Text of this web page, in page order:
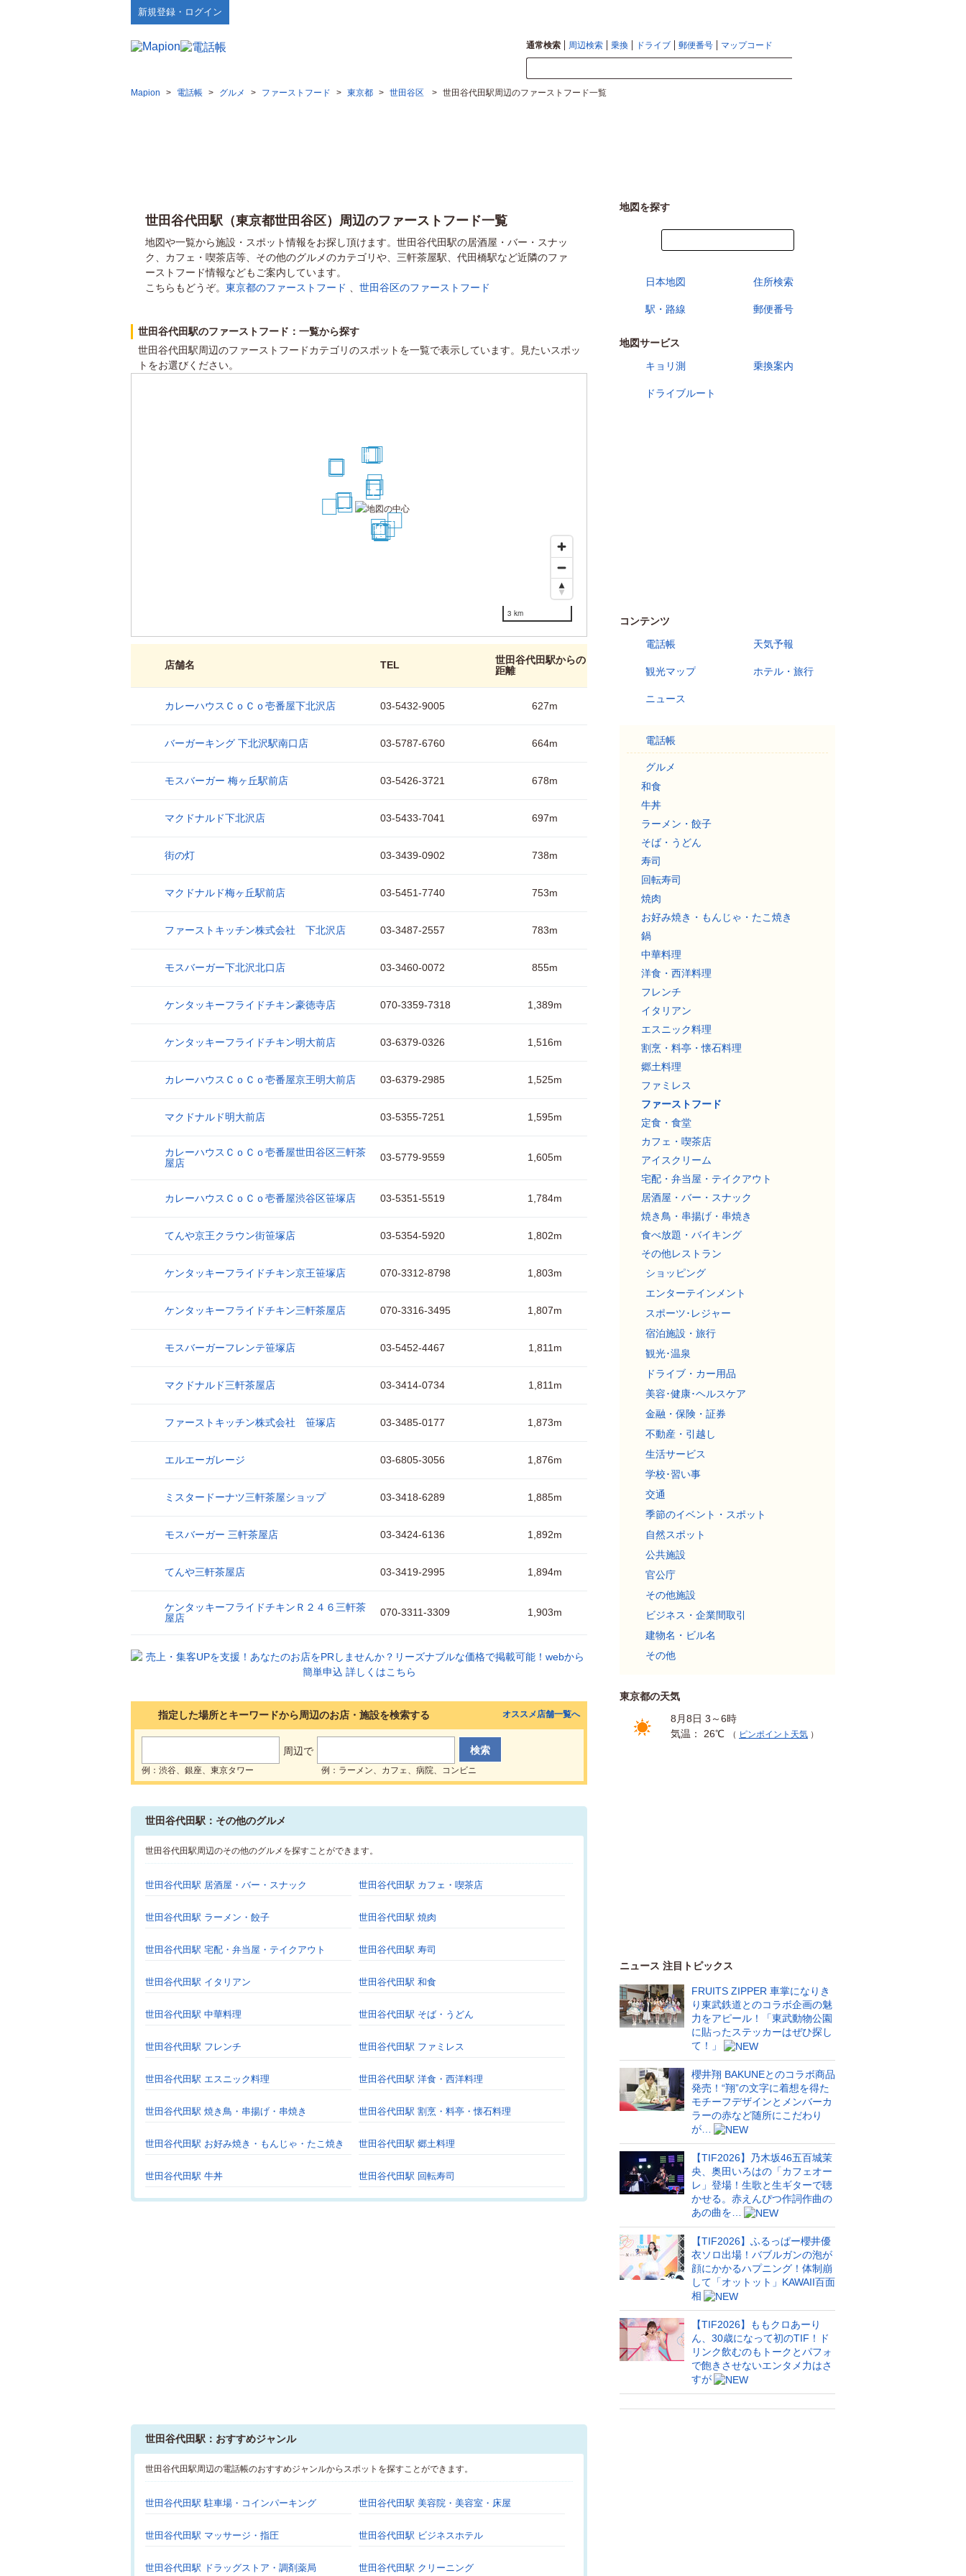
新規登録・ログイン
通常検索 周辺検索 乗換 ドライブ 郵便番号 マップコード
Mapion > 電話帳 > グルメ > ファーストフード > 東京都 > 世田谷区 > 世田谷代田駅周辺のファーストフード一覧
世田谷代田駅（東京都世田谷区）周辺のファーストフード一覧
地図や一覧から施設・スポット情報をお探し頂けます。世田谷代田駅の居酒屋・バー・スナッ
ク、カフェ・喫茶店等、その他のグルメのカテゴリや、三軒茶屋駅、代田橋駅など近隣のファ
ーストフード情報などもご案内しています。
こちらもどうぞ。 東京都のファーストフード 世田谷区のファーストフード
世田谷代田駅のファーストフード：一覧から探す
世田谷代田駅周辺のファーストフードカテゴリのスポットを一覧で表示しています。見たいスポッ
トをお選びください。
1
2
3
4
5
6
7
8
13
14
15
16
17
18
19
21
22
23
2425
3 km
店舗名 TEL
世田谷代田駅からの
距離
カレーハウスＣｏＣｏ壱番屋下北沢店 03-5432-9005 627m
バーガーキング 下北沢駅南口店 03-5787-6760 664m
モスバーガー 梅ヶ丘駅前店 03-5426-3721 678m
マクドナルド下北沢店 03-5433-7041 697m
街の灯 03-3439-0902 738m
マクドナルド梅ヶ丘駅前店 03-5451-7740 753m
ファーストキッチン株式会社 下北沢店 03-3487-2557 783m
モスバーガー下北沢北口店 03-3460-0072 855m
ケンタッキーフライドチキン豪徳寺店 070-3359-7318 1,389m
ケンタッキーフライドチキン明大前店 03-6379-0326 1,516m
カレーハウスＣｏＣｏ壱番屋京王明大前店 03-6379-2985 1,525m
マクドナルド明大前店 03-5355-7251 1,595m
カレーハウスＣｏＣｏ壱番屋世田谷区三軒茶
屋店
03-5779-9559 1,605m
カレーハウスＣｏＣｏ壱番屋渋谷区笹塚店 03-5351-5519 1,784m
てんや京王クラウン街笹塚店 03-5354-5920 1,802m
ケンタッキーフライドチキン京王笹塚店 070-3312-8798 1,803m
ケンタッキーフライドチキン三軒茶屋店 070-3316-3495 1,807m
モスバーガーフレンテ笹塚店 03-5452-4467 1,811m
マクドナルド三軒茶屋店 03-3414-0734 1,811m
ファーストキッチン株式会社 笹塚店 03-3485-0177 1,873m
エルエーガレージ 03-6805-3056 1,876m
ミスタードーナツ三軒茶屋ショップ 03-3418-6289 1,885m
モスバーガー 三軒茶屋店 03-3424-6136 1,892m
てんや三軒茶屋店 03-3419-2995 1,894m
ケンタッキーフライドチキンＲ２４６三軒茶
屋店
070-3311-3309 1,903m
指定した場所とキーワードから周辺のお店・施設を検索する
周辺で
例：渋谷、銀座、東京タワー 例：ラーメン、カフェ、病院、コンビニ
オススメ店舗一覧へ
世田谷代田駅：その他のグルメ
世田谷代田駅周辺のその他のグルメを探すことができます。
世田谷代田駅 居酒屋・バー・スナック 世田谷代田駅 カフェ・喫茶店
世田谷代田駅 ラーメン・餃子 世田谷代田駅 焼肉
世田谷代田駅 宅配・弁当屋・テイクアウト 世田谷代田駅 寿司
世田谷代田駅 イタリアン 世田谷代田駅 和食
世田谷代田駅 中華料理 世田谷代田駅 そば・うどん
世田谷代田駅 フレンチ 世田谷代田駅 ファミレス
世田谷代田駅 エスニック料理 世田谷代田駅 洋食・西洋料理
世田谷代田駅 焼き鳥・串揚げ・串焼き 世田谷代田駅 割烹・料亭・懐石料理
世田谷代田駅 お好み焼き・もんじゃ・たこ焼き 世田谷代田駅 郷土料理
世田谷代田駅 牛丼 世田谷代田駅 回転寿司
世田谷代田駅：おすすめジャンル
世田谷代田駅周辺の電話帳のおすすめジャンルからスポットを探すことができます。
世田谷代田駅 駐車場・コインパーキング 世田谷代田駅 美容院・美容室・床屋
世田谷代田駅 マッサージ・指圧 世田谷代田駅 ビジネスホテル
世田谷代田駅 ドラッグストア・調剤薬局 世田谷代田駅 クリーニング
地図を探す
日本地図 住所検索
駅・路線 郵便番号
地図サービス
キョリ測
乗換案内
ドライブルート
コンテンツ
電話帳
天気予報
観光マップ ホテル・旅行
ニュース
電話帳
グルメ
和食
牛丼
ラーメン・餃子
そば・うどん
寿司
回転寿司
焼肉
お好み焼き・もんじゃ・たこ焼き
鍋
中華料理
洋食・西洋料理
フレンチ
イタリアン
エスニック料理
割烹・料亭・懐石料理
郷土料理
ファミレス
ファーストフード
定食・食堂
カフェ・喫茶店
アイスクリーム
宅配・弁当屋・テイクアウト
居酒屋・バー・スナック
焼き鳥・串揚げ・串焼き
食べ放題・バイキング
その他レストラン
ショッピング
エンターテインメント
スポーツ･レジャー
宿泊施設・旅行
観光･温泉
ドライブ・カー用品
美容･健康･ヘルスケア
金融・保険・証券
不動産・引越し
生活サービス
学校･習い事
交通
季節のイベント・スポット
自然スポット
公共施設
官公庁
その他施設
ビジネス・企業間取引
建物名・ビル名
その他
東京都の天気
8月8日 3～6時
気温： 26℃
（ ピンポイント天気 ）
ニュース 注目トピックス
FRUITS ZIPPER 車掌になりき
り東武鉄道とのコラボ企画の魅
力をアピール！「東武動物公園
に貼ったステッカーはぜひ探し
て！」
櫻井翔 BAKUNEとのコラボ商品
発売！“翔”の文字に着想を得た
モチーフデザインとメンバーカ
ラーの赤など随所にこだわり
が…
【TIF2026】乃木坂46五百城茉
央、奥田いろはの「カフェオー
レ」登場！生歌と生ギターで聴
かせる。赤えんぴつ作詞作曲の
あの曲を…
【TIF2026】ふるっぱー櫻井優
衣ソロ出場！バブルガンの泡が
顔にかかるハプニング！体制崩
して「オットット」KAWAII百面
相
【TIF2026】ももクロあーり
ん、30歳になって初のTIF！ド
リンク飲むのもトークとパフォ
で飽きさせないエンタメ力はさ
すが